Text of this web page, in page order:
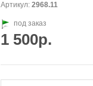
Артикул: 2968.11
под заказ
1 500р.